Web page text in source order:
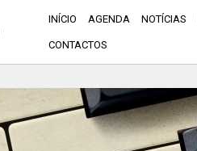
INÍCIO AGENDA NOTÍCIAS
CONTACTOS